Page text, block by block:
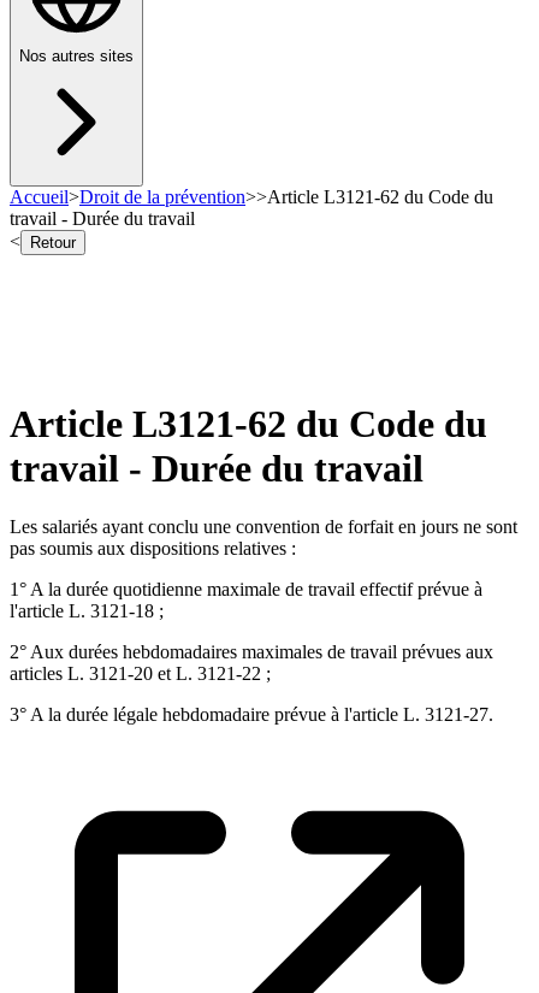
Nos autres sites
Accueil>Droit de la prévention>>Article L3121-62 du Code du
travail - Durée du travail
<
Retour
Article L3121-62 du Code du
travail - Durée du travail
Les salariés ayant conclu une convention de forfait en jours ne sont
pas soumis aux dispositions relatives :
1° A la durée quotidienne maximale de travail effectif prévue à
l'article L. 3121-18 ;
2° Aux durées hebdomadaires maximales de travail prévues aux
articles L. 3121-20 et L. 3121-22 ;
3° A la durée légale hebdomadaire prévue à l'article L. 3121-27.